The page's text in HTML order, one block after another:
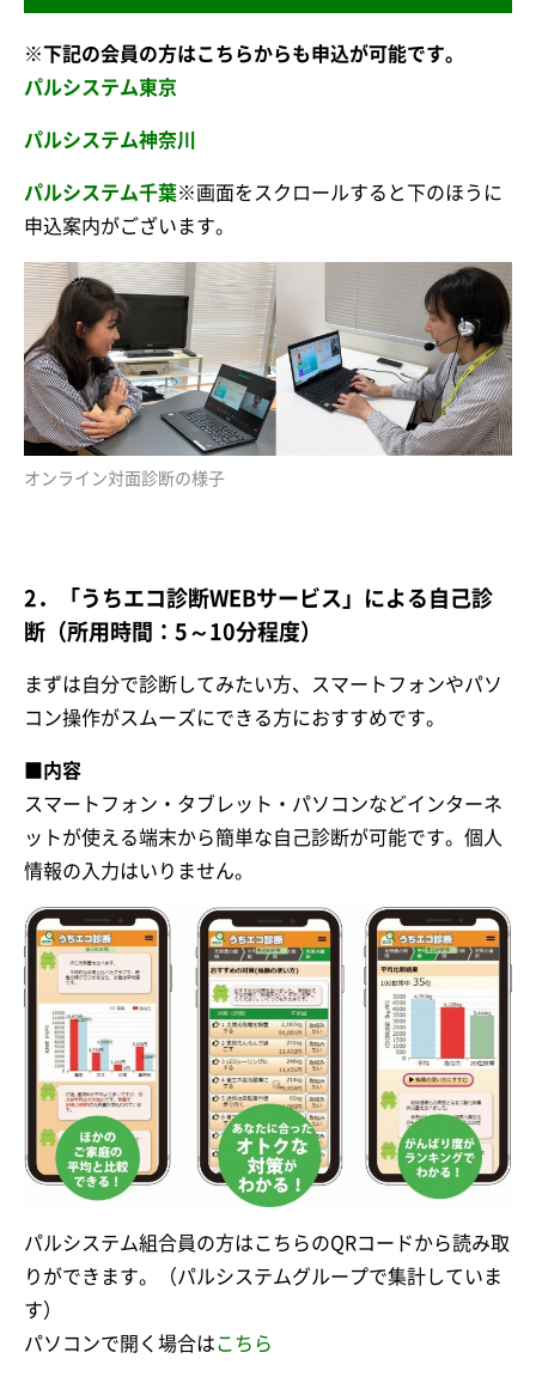
※下記の会員の方はこちらからも申込が可能です。
パルシステム東京
パルシステム神奈川
パルシステム千葉※画面をスクロールすると下のほうに
申込案内がございます。
オンライン対面診断の様子
2．「うちエコ診断WEBサービス」による自己診
断（所用時間：5～10分程度）
まずは自分で診断してみたい方、スマートフォンやパソ
コン操作がスムーズにできる方におすすめです。
■内容
スマートフォン・タブレット・パソコンなどインターネ
ットが使える端末から簡単な自己診断が可能です。個人
情報の入力はいりません。
パルシステム組合員の方はこちらのQRコードから読み取
りができます。（パルシステムグループで集計していま
す）
パソコンで開く場合はこちら